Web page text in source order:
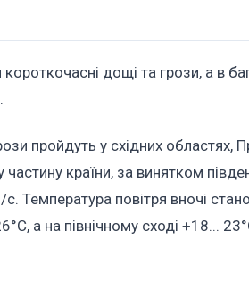
дощі та грози, а в
пройдуть у східних областях,
країни, за винятком
Температура повітря вночі
а на північному сході +18...